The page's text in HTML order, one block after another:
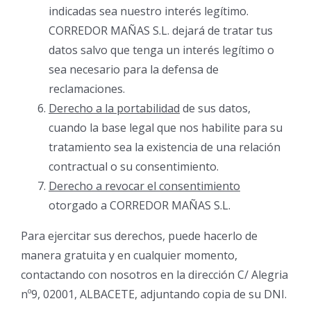
indicadas sea nuestro interés legítimo.
CORREDOR MAÑAS S.L. dejará de tratar tus
datos salvo que tenga un interés legítimo o
sea necesario para la defensa de
reclamaciones.
Derecho a la portabilidad de sus datos,
cuando la base legal que nos habilite para su
tratamiento sea la existencia de una relación
contractual o su consentimiento.
Derecho a revocar el consentimiento
otorgado a CORREDOR MAÑAS S.L.
Para ejercitar sus derechos, puede hacerlo de
manera gratuita y en cualquier momento,
contactando con nosotros en la dirección C/ Alegria
nº9, 02001, ALBACETE, adjuntando copia de su DNI.